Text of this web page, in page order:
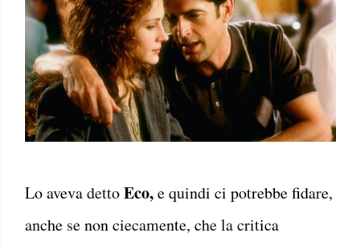
Lo aveva dettoEco,e quindi ci potrebbe fidare,
anche se non ciecamente, che la critica